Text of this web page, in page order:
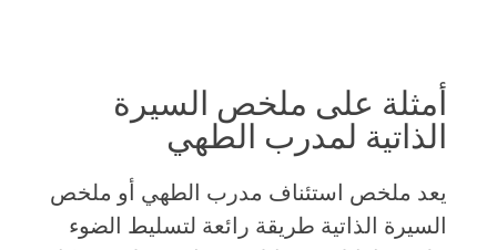
أمثلة على ملخص السيرة
الذاتية لمدرب الطهي
يعد ملخص استئناف مدرب الطهي أو ملخص
السيرة الذاتية طريقة رائعة لتسليط الضوء